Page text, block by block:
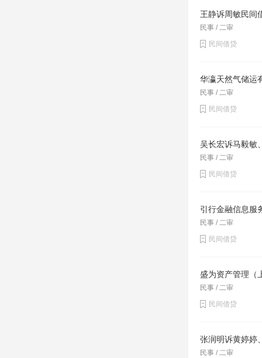
王静诉周敏民间
民事 / 二审
民间借贷
华瀛天然气储运
民事 / 二审
民间借贷
吴长宏诉马毅敏
民事 / 二审
民间借贷
引行金融信息服
民事 / 二审
民间借贷
盛为资产管理（
民事 / 二审
民间借贷
张润明诉黄婷婷
民事 / 二审